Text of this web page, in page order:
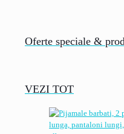
Oferte speciale &
VEZI TOT